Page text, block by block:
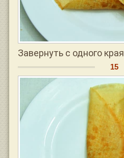
Завернуть с одного